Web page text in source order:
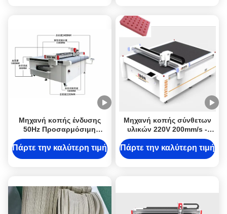
Μηχανή κοπής ένδυσης
50Hz Προσαρμόσιμη
μηχανή κοπής υφασμάτων
CNC με υλικό κοπής
Πάρτε την καλύτερη τιμή
Μηχανή κοπής σύνθετων
υλικών 220V 200mm/s -
2600mm/s Μηχανή κοπής
συμπιεστών CNC
Πάρτε την καλύτερη τιμή